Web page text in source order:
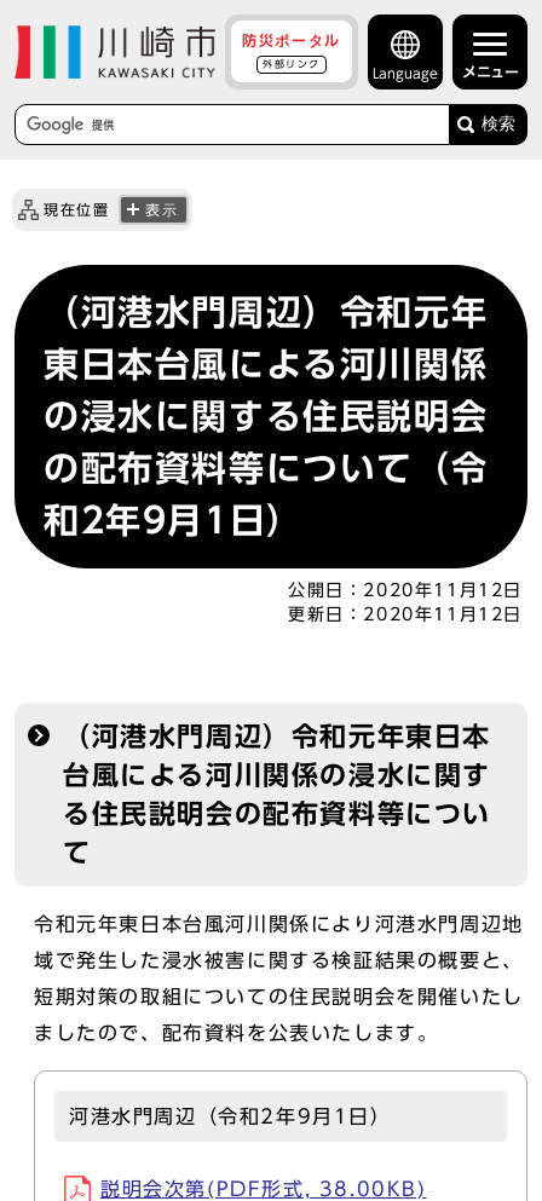
防災ポータル
外部リンク
Language メニュー
検索
現在位置 表示
（河港水門周辺）令和元年
東日本台風による河川関係
の浸水に関する住民説明会
の配布資料等について（令
和2年9月1日）
公開日： 2020年11月12日
更新日： 2020年11月12日
（河港水門周辺）令和元年東日本
台風による河川関係の浸水に関す
る住民説明会の配布資料等につい
て
令和元年東日本台風河川関係により河港水門周辺地
域で発生した浸水被害に関する検証結果の概要と、
短期対策の取組についての住民説明会を開催いたし
ましたので、配布資料を公表いたします。
河港水門周辺（令和2年9月1日）
説明会次第(PDF形式, 38.00KB)